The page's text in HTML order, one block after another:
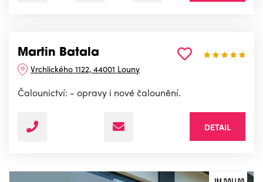
Martin Batala
Vrchlického 1122, 44001 Louny
Čalounictví: - opravy i nové čalounění.
DETAIL